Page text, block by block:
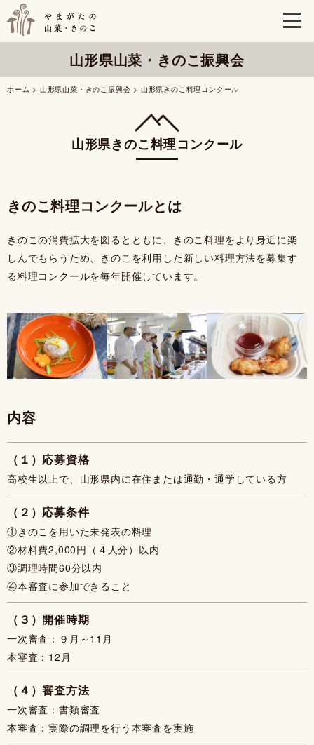
山形県山菜・きのこ振興会
ホーム > 山形県山菜・きのこ振興会 > 山形県きのこ料理コンクール
山形県きのこ料理コンクール
きのこ料理コンクールとは
きのこの消費拡大を図るとともに、きのこ料理をより身近に楽
しんでもらうため、きのこを利用した新しい料理方法を募集す
る料理コンクールを毎年開催しています。
内容
（１）応募資格
高校生以上で、山形県内に在住または通勤・通学している方
（２）応募条件
①きのこを用いた未発表の料理
②材料費2,000円（４人分）以内
③調理時間60分以内
④本審査に参加できること
（３）開催時期
一次審査：９月～11月
本審査：12月
（４）審査方法
一次審査：書類審査
本審査：実際の調理を行う本審査を実施